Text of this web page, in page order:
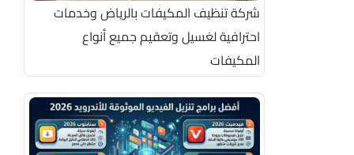
شركة تنظيف المكيفات بالرياض وخدمات
احترافية لغسيل وتعقيم جميع أنواع
المكيفات